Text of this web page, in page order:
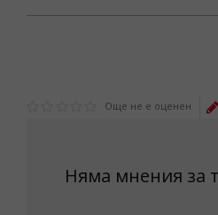
Още не е оценен
Няма мнения за